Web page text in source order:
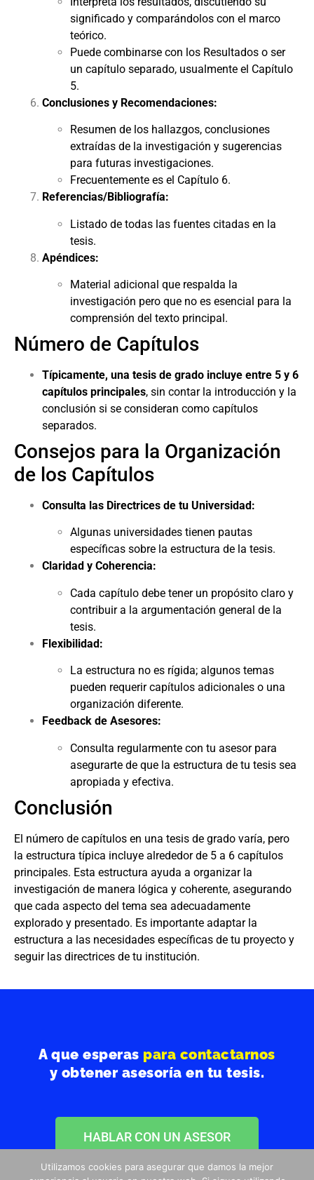
significado y comparándolos con el marco
teórico.
Puede combinarse con los Resultados o ser
un capítulo separado, usualmente el Capítulo
5.
Conclusiones y Recomendaciones:
Resumen de los hallazgos, conclusiones
extraídas de la investigación y sugerencias
para futuras investigaciones.
Frecuentemente es el Capítulo 6.
Referencias/Bibliografía:
Listado de todas las fuentes citadas en la
tesis.
Apéndices:
Material adicional que respalda la
investigación pero que no es esencial para la
comprensión del texto principal.
Número de Capítulos
Típicamente, una tesis de grado incluye entre 5 y 6
capítulos principales, sin contar la introducción y la
conclusión si se consideran como capítulos
separados.
Consejos para la Organización
de los Capítulos
Consulta las Directrices de tu Universidad:
Algunas universidades tienen pautas
específicas sobre la estructura de la tesis.
Claridad y Coherencia:
Cada capítulo debe tener un propósito claro y
contribuir a la argumentación general de la
tesis.
Flexibilidad:
La estructura no es rígida; algunos temas
pueden requerir capítulos adicionales o una
organización diferente.
Feedback de Asesores:
Consulta regularmente con tu asesor para
asegurarte de que la estructura de tu tesis sea
apropiada y efectiva.
Conclusión
El número de capítulos en una tesis de grado varía, pero
la estructura típica incluye alrededor de 5 a 6 capítulos
principales. Esta estructura ayuda a organizar la
investigación de manera lógica y coherente, asegurando
que cada aspecto del tema sea adecuadamente
explorado y presentado. Es importante adaptar la
estructura a las necesidades específicas de tu proyecto y
seguir las directrices de tu institución.
A que esperas para contactarnos
y obtener asesoría en tu tesis.
HABLAR CON UN ASESOR
Utilizamos cookies para asegurar que damos la mejor